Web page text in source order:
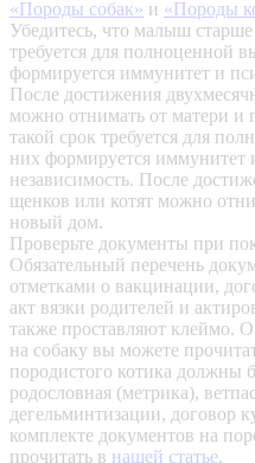
«Породы собак» и «Породы
Убедитесь, что малыш старше
требуется для полноценной
формируется иммунитет и
После достижения
можно отнимать от матери
такой срок требуется для
них формируется иммунитет
независимость. После
щенков или котят можно
новый дом.
Проверьте документы при
Обязательный перечень
отметками о вакцинации,
акт вязки родителей и
также проставляют клеймо.
на собаку вы можете
породистого котика должны
родословная (метрика),
дегельминтизации, договор
комплекте документов на
прочитать в нашей статье.